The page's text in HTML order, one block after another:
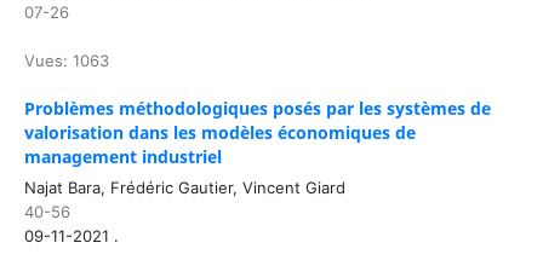
07-26
Vues: 1063
Problèmes méthodologiques posés par les systèmes de
valorisation dans les modèles économiques de
management industriel
Najat Bara, Frédéric Gautier, Vincent Giard
40-56
09-11-2021 .